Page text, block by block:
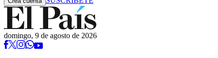
domingo, 9 de agosto de 2026